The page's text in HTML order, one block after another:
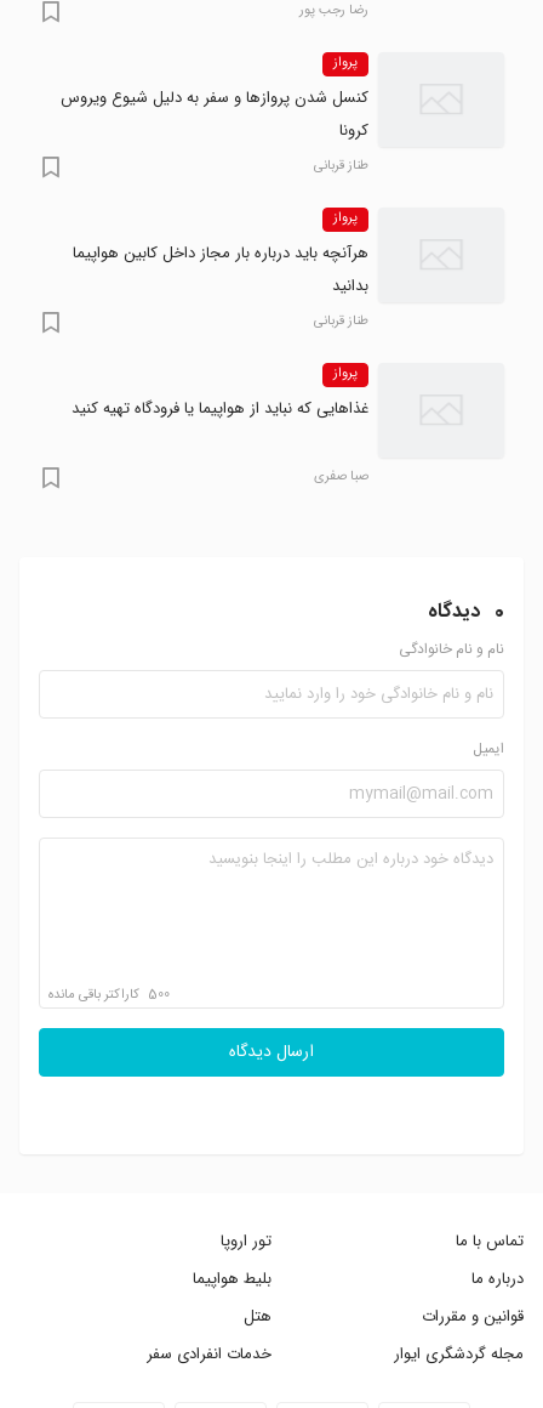
رضا‍ رجب پور
پرواز
کنسل شدن پروازها و سفر به دلیل شیوع ویروس
کرونا
طناز قربانی
پرواز
هرآنچه باید درباره بار مجاز داخل کابین هواپیما
بدانید
طناز قربانی
پرواز
غذاهایی که نباید از هواپیما یا فرودگاه تهیه کنید
صبا صفری
0 دیدگاه
نام و نام خانوادگی
ایمیل
500 کاراکتر باقی مانده
ارسال دیدگاه
تماس با ما
درباره ما
قوانین و مقررات
مجله گردشگری ایوار
تور اروپا
بلیط هواپیما
هتل
خدمات انفرادی سفر